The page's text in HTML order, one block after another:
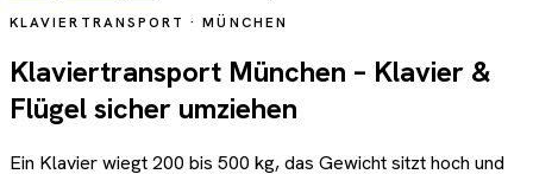
KLAVIERTRANSPORT · MÜNCHEN
Klaviertransport München – Klavier &
Flügel sicher umziehen
Ein Klavier wiegt 200 bis 500 kg, das Gewicht sitzt hoch und